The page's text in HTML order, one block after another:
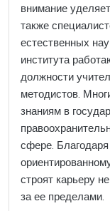
внимание
также
естественных
института
должности
методистов.
знаниям в
сфере.
строят карьеру
за ее пределами.